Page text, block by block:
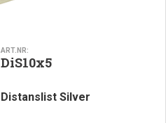
ART.NR:
DiS10x5
Distanslist Silver